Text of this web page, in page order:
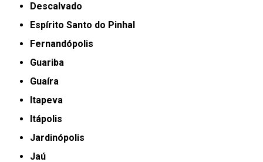
Descalvado
Espírito Santo do Pinhal
Fernandópolis
Guariba
Guaíra
Itapeva
Itápolis
Jardinópolis
Jaú